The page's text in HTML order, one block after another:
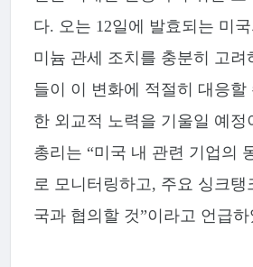
다. 오는 12일에 발효되는 미
미늄 관세 조치를 충분히 고려
들이 이 변화에 적절히 대응할
한 외교적 노력을 기울일 예정
총리는 “미국 내 관련 기업의
로 모니터링하고, 주요 싱크탱
국과 협의할 것”이라고 언급하